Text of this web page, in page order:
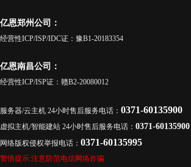
亿恩郑州公司：
经营性ICP/ISP/IDC证：豫B1-20183354
亿恩南昌公司：
经营性ICP/ISP证：赣B2-20080012
服务器/云主机 24小时售后服务电话： 0371-60135900
虚拟主机/智能建站 24小时售后服务电话： 0371-60135900
网络版权侵权举报电话： 0371-60135995
警情提示:注意防范电信网络诈骗